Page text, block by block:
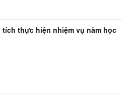
thực hiện nhiệm vụ năm học